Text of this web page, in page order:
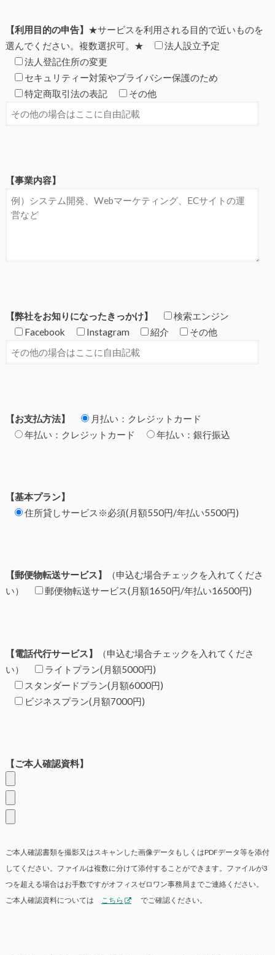
【利用目的の申告】 ★サービスを利用される目的で近いものを
選んでください。複数選択可。★
法人設立予定
法人登記住所の変更
セキュリティー対策やプライバシー保護のため
特定商取引法の表記
その他
【事業内容】
【弊社をお知りになったきっかけ】
検索エンジン
Facebook
Instagram 紹介 その他
【お支払方法】
月払い：クレジットカード
年払い：クレジットカード
年払い：銀行振込
【基本プラン】
住所貸しサービス※必須(月額550円/年払い5500円)
【郵便物転送サービス】
（申込む場合チェックを入れてくださ
い）
郵便物転送サービス(月額1650円/年払い16500円)
【電話代行サービス】
（申込む場合チェックを入れてくださ
い）
ライトプラン(月額5000円)
スタンダードプラン(月額6000円)
ビジネスプラン(月額7000円)
【ご本人確認資料】
ご本人確認書類を撮影又はスキャンした画像データもしくはPDFデータ等を添付
してください。ファイルは複数に分けて添付することができます。ファイルが3
つを超える場合はお手数ですがオフィスゼロワン事務局までご連絡ください。
ご本人確認資料については こちら でご確認ください。